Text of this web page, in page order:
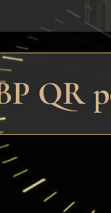
QR